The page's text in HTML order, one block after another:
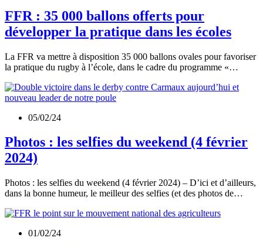
FFR : 35 000 ballons offerts pour
développer la pratique dans les écoles
La FFR va mettre à disposition 35 000 ballons ovales pour favoriser
la pratique du rugby à l’école, dans le cadre du programme «…
05/02/24
Photos : les selfies du weekend (4 février
2024)
Photos : les selfies du weekend (4 février 2024) – D’ici et d’ailleurs,
dans la bonne humeur, le meilleur des selfies (et des photos de…
01/02/24